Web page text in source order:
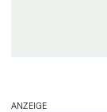
ANZEIGE